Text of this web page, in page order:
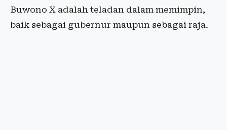
Buwono X adalah teladan dalam memimpin,
baik sebagai gubernur maupun sebagai raja.